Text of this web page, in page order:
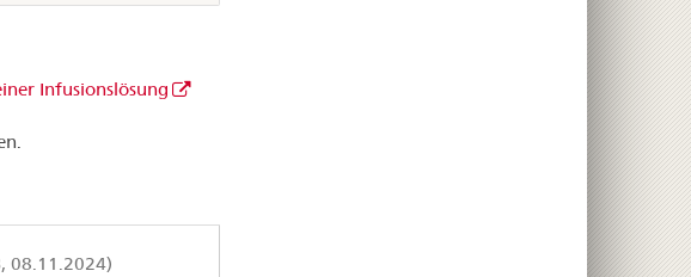
Infusionslösung
08.11.2024)